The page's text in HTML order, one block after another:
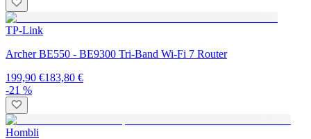
TP-Link
Archer BE550 - BE9300 Tri-Band Wi-Fi 7 Router
199,90 €183,80 €
-21 %
Hombli